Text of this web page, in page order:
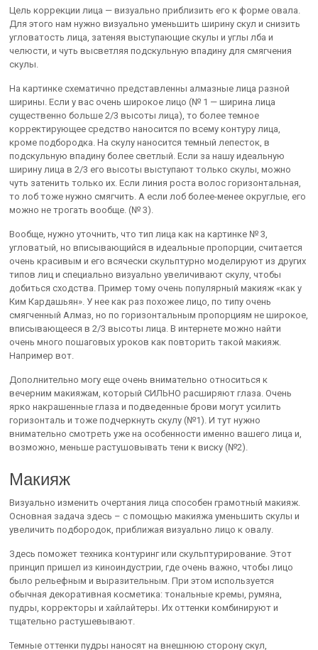
Цель коррекции лица — визуально приблизить его к форме овала.
Для этого нам нужно визуально уменьшить ширину скул и снизить
угловатость лица, затеняя выступающие скулы и углы лба и
челюсти, и чуть высветляя подскульную впадину для смягчения
скулы.
На картинке схематично представленны алмазные лица разной
ширины. Если у вас очень широкое лицо (№ 1 — ширина лица
существенно больше 2/3 высоты лица), то более темное
корректирующее средство наносится по всему контуру лица,
кроме подбородка. На скулу наносится темный лепесток, в
подскульную впадину более светлый. Если за нашу идеальную
ширину лица в 2/3 его высоты выступают только скулы, можно
чуть затенить только их. Если линия роста волос горизонтальная,
то лоб тоже нужно смягчить. А если лоб более-менее округлые, его
можно не трогать вообще. (№ 3).
Вообще, нужно уточнить, что тип лица как на картинке № 3,
угловатый, но вписывающийся в идеальные пропорции, считается
очень красивым и его всячески скульптурно моделируют из других
типов лиц и специально визуально увеличивают скулу, чтобы
добиться сходства. Пример тому очень популярный макияж «как у
Ким Кардашьян». У нее как раз похожее лицо, по типу очень
смягченный Алмаз, но по горизонтальным пропорциям не широкое,
вписывающееся в 2/3 высоты лица. В интернете можно найти
очень много пошаговых уроков как повторить такой макияж.
Например вот.
Дополнительно могу еще очень внимательно относиться к
вечерним макияжам, который СИЛЬНО расширяют глаза. Очень
ярко накрашенные глаза и подведенные брови могут усилить
горизонталь и тоже подчеркнуть скулу (№1). И тут нужно
внимательно смотреть уже на особенности именно вашего лица и,
возможно, меньше растушовывать тени к виску (№2).
Макияж
Визуально изменить очертания лица способен грамотный макияж.
Основная задача здесь – с помощью макияжа уменьшить скулы и
увеличить подбородок, приближая визуально лицо к овалу.
Здесь поможет техника контуринг или скульптурирование. Этот
принцип пришел из киноиндустрии, где очень важно, чтобы лицо
было рельефным и выразительным. При этом используется
обычная декоративная косметика: тональные кремы, румяна,
пудры, корректоры и хайлайтеры. Их оттенки комбинируют и
тщательно растушевывают.
Темные оттенки пудры наносят на внешнюю сторону скул,